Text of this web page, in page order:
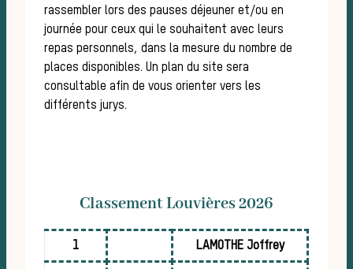
rassembler lors des pauses déjeuner et/ou en
journée pour ceux qui le souhaitent avec leurs
repas personnels, dans la mesure du nombre de
places disponibles. Un plan du site sera
consultable afin de vous orienter vers les
différents jurys.
Classement Louvières 2026
1 LAMOTHE Joffrey